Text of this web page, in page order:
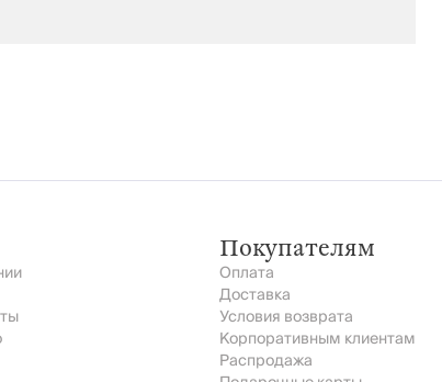
Покупателям
Оплата
Доставка
Условия возврата
Корпоративным клиентам
Распродажа